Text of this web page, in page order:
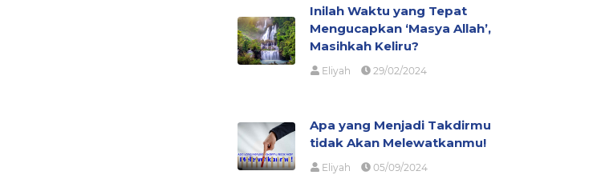
Inilah Waktu yang Tepat
Mengucapkan ‘Masya Allah’,
Masihkah Keliru?
Eliyah 29/02/2024
Apa yang Menjadi Takdirmu
tidak Akan Melewatkanmu!
Eliyah 05/09/2024